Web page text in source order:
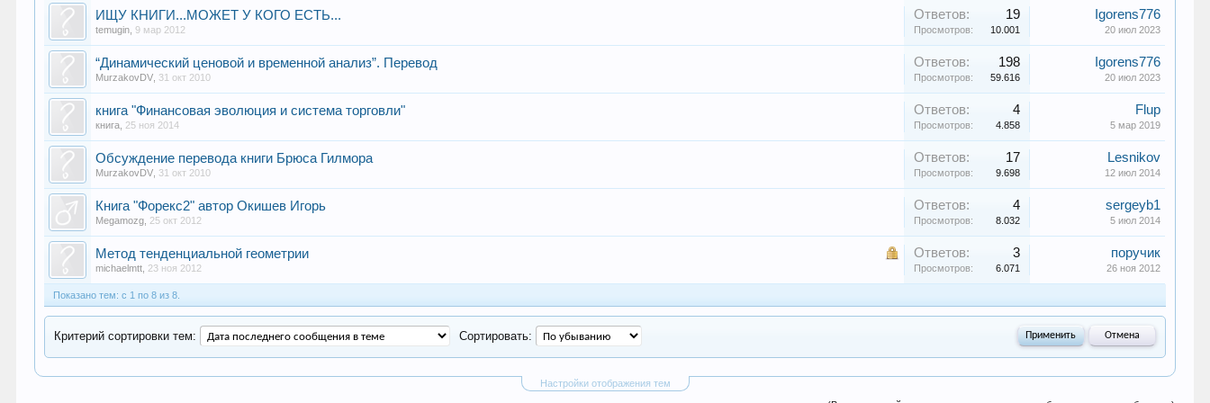
ИЩУ КНИГИ...МОЖЕТ У КОГО ЕСТЬ...
temugin ,9 мар 2012
Ответов: 19
Просмотров: 10.001
Igorens776
20 июл 2023
“Динамический ценовой и временной анализ”. Перевод
MurzakovDV 31 окт 2010
Ответов: 198
Просмотров: 59.616
Igorens776
20 июл 2023
книга "Финансовая эволюция и система торговли"
книга 25 ноя 2014
Ответов: 4
Просмотров: 4.858
Flup
5 мар 2019
Обсуждение перевода книги Брюса Гилмора
MurzakovDV 31 окт 2010
Ответов: 17
Просмотров: 9.698
Lesnikov
12 июл 2014
Книга "Форекс2" автор Окишев Игорь
Megamozg 25 окт 2012
Ответов: 4
Просмотров: 8.032
sergeyb1
5 июл 2014
Метод тенденциальной геометрии
michaelmtt 23 ноя 2012
Ответов: 3
Просмотров: 6.071
поручик
26 ноя 2012
Показано тем: с 1 по 8 из 8.
Настройки отображения тем
Критерий сортировки тем: Сортировать: